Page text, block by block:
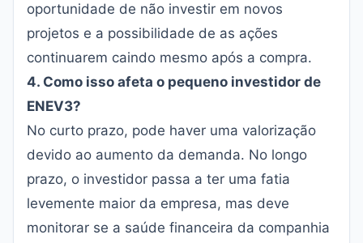
oportunidade de não investir em novos
projetos e a possibilidade de as ações
continuarem caindo mesmo após a compra.
4. Como isso afeta o pequeno investidor de
ENEV3?
No curto prazo, pode haver uma valorização
devido ao aumento da demanda. No longo
prazo, o investidor passa a ter uma fatia
levemente maior da empresa, mas deve
monitorar se a saúde financeira da companhia